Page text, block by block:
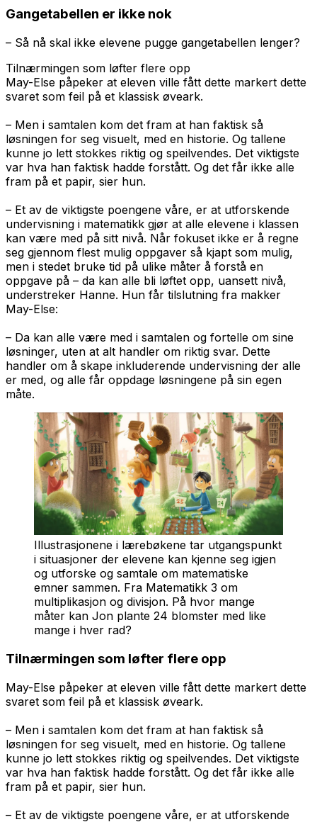
Gangetabellen er ikke nok
– Så nå skal ikke elevene pugge gangetabellen lenger?
Tilnærmingen som løfter flere opp
May-Else påpeker at eleven ville fått dette markert dette
svaret som feil på et klassisk øveark.
– Men i samtalen kom det fram at han faktisk så
løsningen for seg visuelt, med en historie. Og tallene
kunne jo lett stokkes riktig og speilvendes. Det viktigste
var hva han faktisk hadde forstått. Og det får ikke alle
fram på et papir, sier hun.
– Et av de viktigste poengene våre, er at utforskende
undervisning i matematikk gjør at alle elevene i klassen
kan være med på sitt nivå. Når fokuset ikke er å regne
seg gjennom flest mulig oppgaver så kjapt som mulig,
men i stedet bruke tid på ulike måter å forstå en
oppgave på – da kan alle bli løftet opp, uansett nivå,
understreker Hanne. Hun får tilslutning fra makker
May-Else:
– Da kan alle være med i samtalen og fortelle om sine
løsninger, uten at alt handler om riktig svar. Dette
handler om å skape inkluderende undervisning der alle
er med, og alle får oppdage løsningene på sin egen
måte.
Illustrasjonene i lærebøkene tar utgangspunkt
i situasjoner der elevene kan kjenne seg igjen
og utforske og samtale om matematiske
emner sammen. Fra Matematikk 3 om
multiplikasjon og divisjon. På hvor mange
måter kan Jon plante 24 blomster med like
mange i hver rad?
Tilnærmingen som løfter flere opp
May-Else påpeker at eleven ville fått dette markert dette
svaret som feil på et klassisk øveark.
– Men i samtalen kom det fram at han faktisk så
løsningen for seg visuelt, med en historie. Og tallene
kunne jo lett stokkes riktig og speilvendes. Det viktigste
var hva han faktisk hadde forstått. Og det får ikke alle
fram på et papir, sier hun.
– Et av de viktigste poengene våre, er at utforskende